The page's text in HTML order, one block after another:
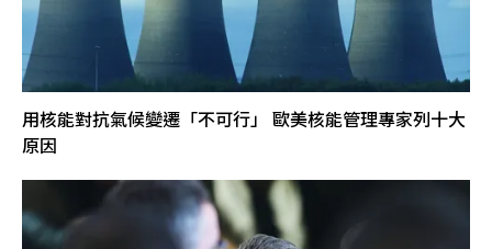
用核能對抗氣候變遷「不可行」 歐美核能管理專家列十大
原因